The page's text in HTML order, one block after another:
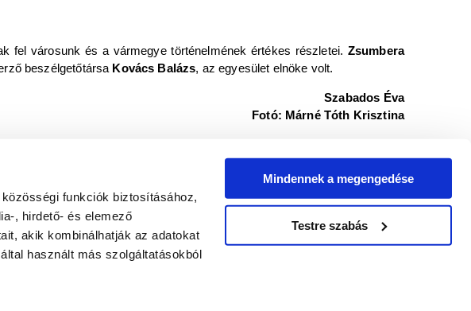
funkciók biztosításához,
, hirdető- és elemező
akik kombinálhatják az adatokat
használt más szolgáltatásokból
Mindennek a megengedése
Testre szabás
fel városunk és a vármegye történelmének értékes részletei. Zsumbera
beszélgetőtársa Kovács Balázs, az egyesület elnöke volt.
Szabados Éva
Fotó: Márné Tóth Krisztina